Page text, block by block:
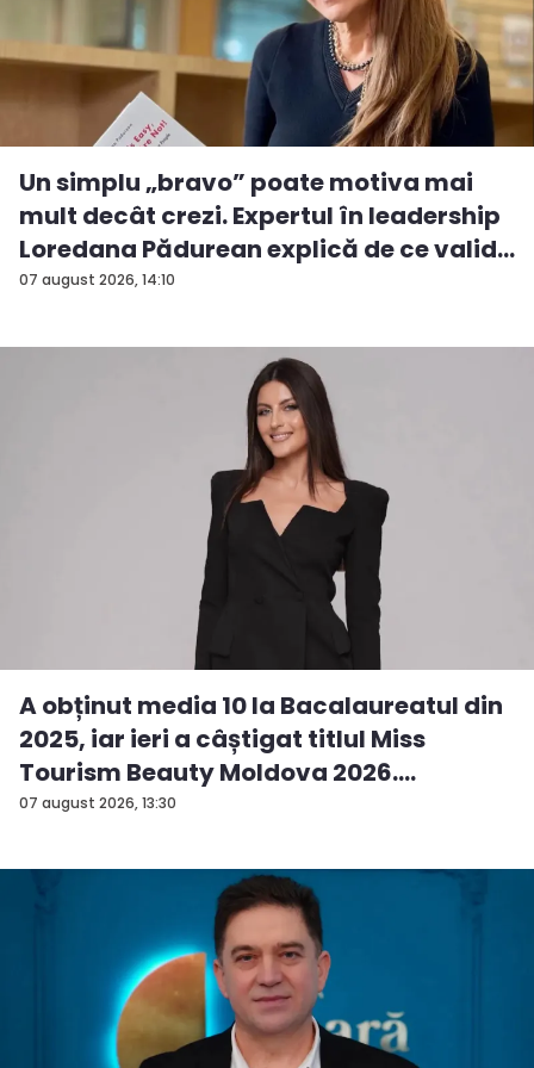
07 august 2026, 14:10
Un simplu „bravo” poate motiva mai
mult decât crezi. Expertul în leadership
Loredana Pădurean explică de ce valid...
07 august 2026, 13:30
A obținut media 10 la Bacalaureatul din
2025, iar ieri a câștigat titlul Miss
Tourism Beauty Moldova 2026.
Andreea...